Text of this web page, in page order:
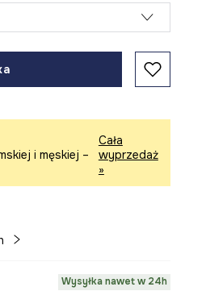
i męskiej –
Cała
wyprzedaż
»
Wysyłka nawet w 24h